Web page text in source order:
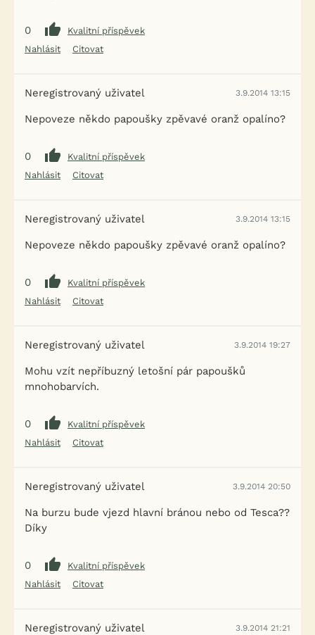
0
Kvalitní příspěvek
Nahlásit
Citovat
Neregistrovaný uživatel 3.9.2014 13:15
Nepoveze někdo papoušky zpěvavé oranž opalíno?
0
Kvalitní příspěvek
Nahlásit
Citovat
Neregistrovaný uživatel 3.9.2014 13:15
Nepoveze někdo papoušky zpěvavé oranž opalíno?
0
Kvalitní příspěvek
Nahlásit
Citovat
Neregistrovaný uživatel 3.9.2014 19:27
Mohu vzít nepříbuzný letošní pár papoušků
mnohobarvích.
0
Kvalitní příspěvek
Nahlásit
Citovat
Neregistrovaný uživatel 3.9.2014 20:50
Na burzu bude vjezd hlavní bránou nebo od Tesca??
Díky
0
Kvalitní příspěvek
Nahlásit
Citovat
Neregistrovaný uživatel 3.9.2014 21:21